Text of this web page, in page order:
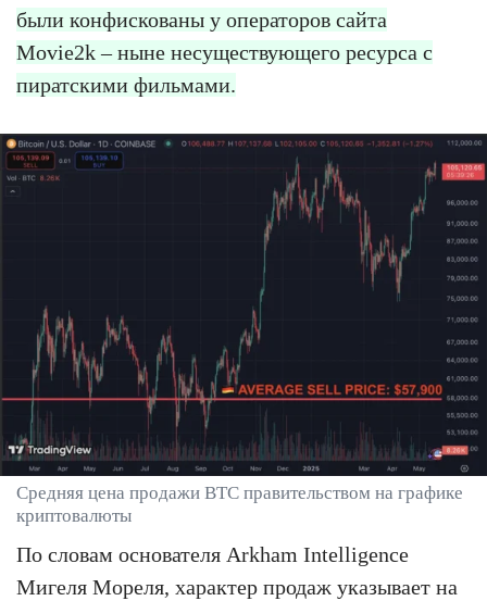
были конфискованы у операторов сайта
Movie2k – ныне несуществующего ресурса с
пиратскими фильмами.
Средняя цена продажи BTC правительством на графике
криптовалюты
По словам основателя Arkham Intelligence
Мигеля Мореля, характер продаж указывает на